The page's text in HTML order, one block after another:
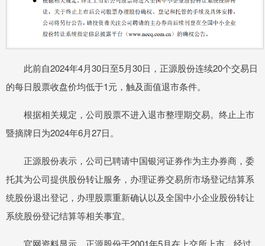
此前自2024年4月30日至5月30日，正源股份连续20个交易日
的每日股票收盘价均低于1元，触及面值退市条件。
根据相关规定，公司股票不进入退市整理期交易。终止上市
暨摘牌日为2024年6月27日。
正源股份表示，公司已聘请中国银河证券作为主办券商，委
托其为公司提供股份转让服务，办理证券交易所市场登记结算系
统股份退出登记，办理股票重新确认以及全国中小企业股份转让
系统股份登记结算等相关事宜。
官网资料显示，正源股份于2001年5月在上交所上市，经过